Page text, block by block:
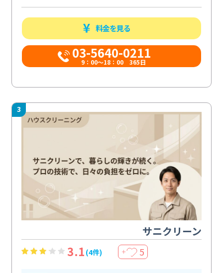
料金を見る
03-5640-0211
9：00～18：00 365日
3
サニクリーン
3.1 (4件) ＋ 5